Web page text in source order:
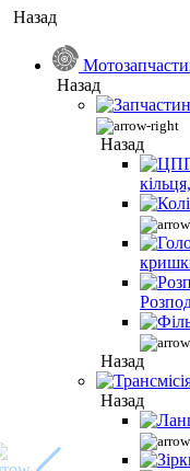
Назад
Назад
Назад
Назад
Назад